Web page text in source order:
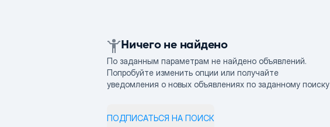
Ничего не найдено
По заданным параметрам не найдено объявлений.
Попробуйте изменить опции или получайте
уведомления о новых объявлениях по заданному поиску
ПОДПИСАТЬСЯ НА ПОИСК